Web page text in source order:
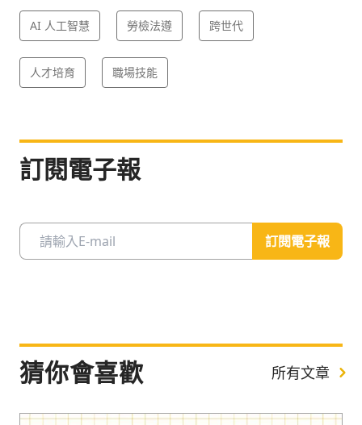
AI 人工智慧 勞檢法遵 跨世代
人才培育 職場技能
訂閱電子報
訂閱電子報
猜你會喜歡 所有文章